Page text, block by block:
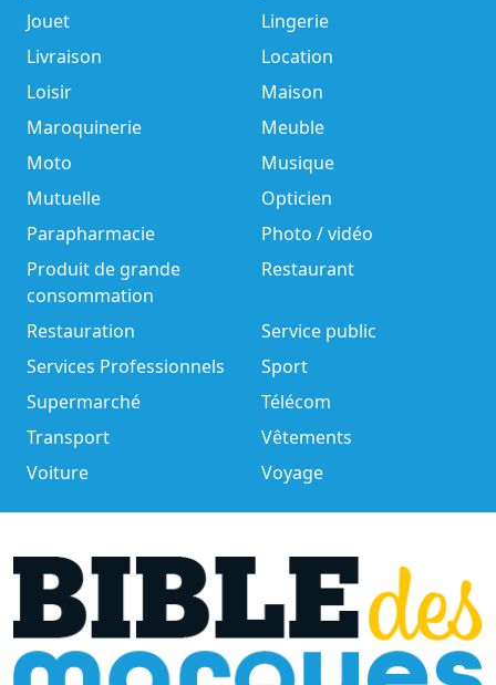
Jouet
Lingerie
Livraison
Location
Loisir
Maison
Maroquinerie
Meuble
Moto
Musique
Mutuelle
Opticien
Parapharmacie
Photo / vidéo
Produit de grande
consommation
Restaurant
Restauration
Service public
Services Professionnels
Sport
Supermarché
Télécom
Transport
Vêtements
Voiture
Voyage